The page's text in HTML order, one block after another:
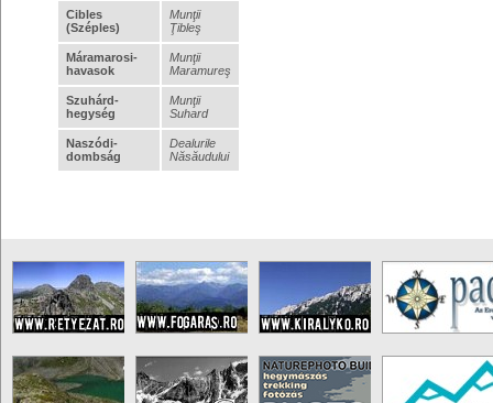
Cibles
(Széples)
Munţii
Ţibleş
Máramarosi-
havasok
Munţii
Maramureş
Szuhárd-
hegység
Munţii
Suhard
Naszódi-
dombság
Dealurile
Năsăudului